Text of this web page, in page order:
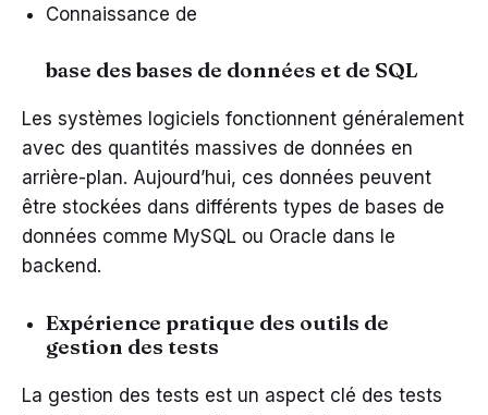
Connaissance de
base des bases de données et de SQL
Les systèmes logiciels fonctionnent généralement
avec des quantités massives de données en
arrière-plan. Aujourd’hui, ces données peuvent
être stockées dans différents types de bases de
données comme MySQL ou Oracle dans le
backend.
Expérience pratique des outils de
gestion des tests
La gestion des tests est un aspect clé des tests